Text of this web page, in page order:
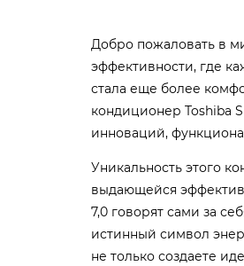
Добро пожаловать в
эффективности, где
стала еще более
кондиционер Toshiba
инноваций,
Уникальность этого
выдающейся
7,0 говорят сами за
истинный символ
не только создаете